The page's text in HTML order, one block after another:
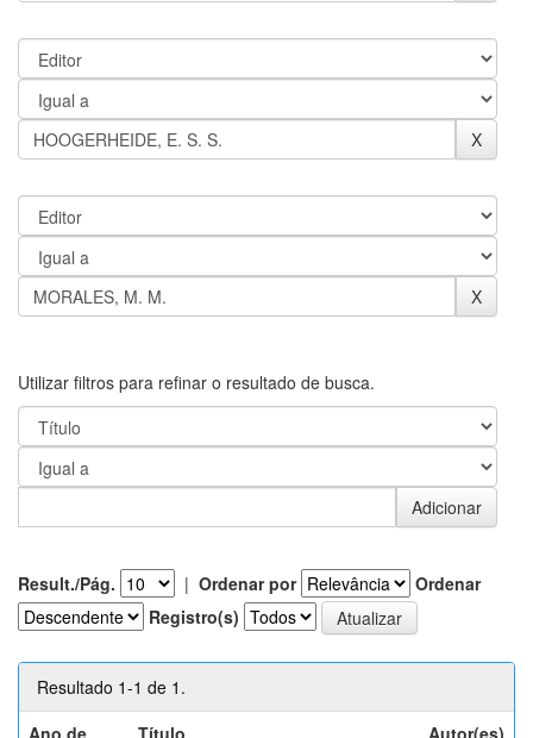
Utilizar filtros para refinar o resultado de busca.
Result./Pág. | Ordenar por
Ordenar
Registro(s)
Resultado 1-1 de 1.
Ano de
Título Autor(es)